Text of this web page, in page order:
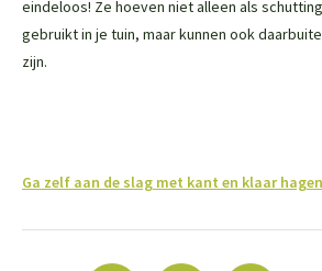
eindeloos! Ze hoeven niet alleen als
gebruikt in je tuin, maar kunnen ook
zijn.
Ga zelf aan de slag met kant en klaar